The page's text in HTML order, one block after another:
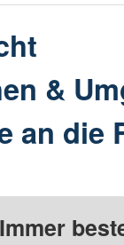
&
an die